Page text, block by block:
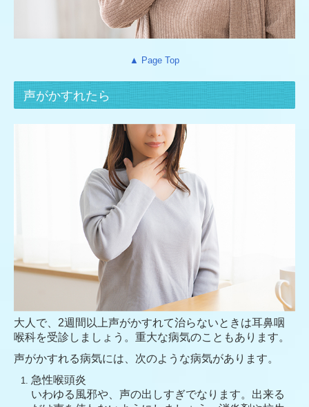
▲ Page Top
声がかすれたら
大人で、2週間以上声がかすれて治らないときは耳鼻咽
喉科を受診しましょう。重大な病気のこともあります。
声がかすれる病気には、次のような病気があります。
急性喉頭炎
いわゆる風邪や、声の出しすぎでなります。出来る